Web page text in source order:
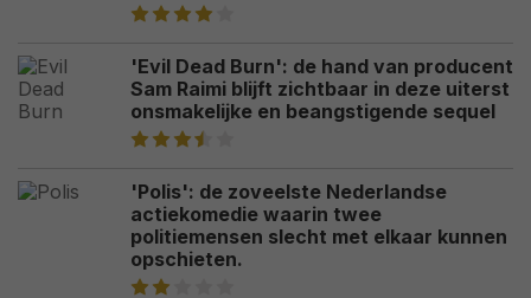
'Evil Dead Burn': de hand van producent
Sam Raimi blijft zichtbaar in deze uiterst
onsmakelijke en beangstigende sequel
'Polis': de zoveelste Nederlandse
actiekomedie waarin twee
politiemensen slecht met elkaar kunnen
opschieten.